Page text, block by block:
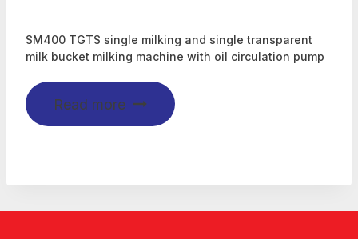
SM400 TGTS single milking and single transparent
milk bucket milking machine with oil circulation pump
Read more